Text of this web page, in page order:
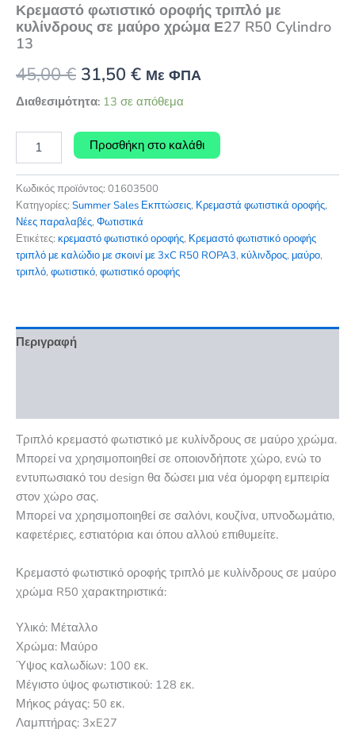
Κρεμαστό φωτιστικό οροφής τριπλό με
κυλίνδρους σε μαύρο χρώμα Ε27 R50 Cylindro
13
45,00€ Original
price
was:
45,00 €.
31,50 €Η
τρέχουσα
τιμή
είναι:
31,50 €.
Με ΦΠΑ
Διαθεσιμότητα: 13 σε απόθεμα
φωτιστικό
τριπλό
με
κυλίνδρους
σε
μαύρο
χρώμα
Ε27
13
ποσότητα
Προσθήκη στο καλάθι
Κωδικός προϊόντος: 01603500
Κατηγορίες: Summer Sales Εκπτώσεις, Κρεμαστά φωτιστικά οροφής,
Νέες παραλαβές, Φωτιστικά
Ετικέτες: κρεμαστό φωτιστικό οροφής, Κρεμαστό φωτιστικό οροφής
τριπλό με καλώδιο με σκοινί με 3xC R50 ROPA3, κύλινδρος, μαύρο,
τριπλό, φωτιστικό, φωτιστικό οροφής
Περιγραφή
Τριπλό κρεμαστό φωτιστικό με κυλίνδρους σε μαύρο χρώμα.
Μπορεί να χρησιμοποιηθεί σε οποιονδήποτε χώρο, ενώ το
εντυπωσιακό του design θα δώσει μια νέα όμορφη εμπειρία
στον χώρo σας.
Μπορεί να χρησιμοποιηθεί σε σαλόνι, κουζίνα, υπνοδωμάτιο,
καφετέριες, εστιατόρια και όπου αλλού επιθυμείτε.
Κρεμαστό φωτιστικό οροφής τριπλό με κυλίνδρους σε μαύρο
χρώμα R50 χαρακτηριστικά:
Υλικό: Μέταλλο
Χρώμα: Μαύρο
Ύψος καλωδίων: 100 εκ.
Μέγιστο ύψος φωτιστικού: 128 εκ.
Μήκος ράγας: 50 εκ.
Λαμπτήρας: 3xE27